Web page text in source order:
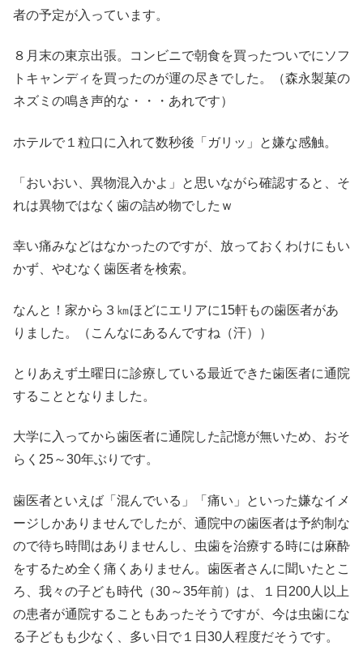
者の予定が入っています。
８月末の東京出張。コンビニで朝食を買ったついでにソフ
トキャンディを買ったのが運の尽きでした。（森永製菓の
ネズミの鳴き声的な・・・あれです）
ホテルで１粒口に入れて数秒後「ガリッ」と嫌な感触。
「おいおい、異物混入かよ」と思いながら確認すると、そ
れは異物ではなく歯の詰め物でしたｗ
幸い痛みなどはなかったのですが、放っておくわけにもい
かず、やむなく歯医者を検索。
なんと！家から３㎞ほどにエリアに15軒もの歯医者があ
りました。（こんなにあるんですね（汗））
とりあえず土曜日に診療している最近できた歯医者に通院
することとなりました。
大学に入ってから歯医者に通院した記憶が無いため、おそ
らく25～30年ぶりです。
歯医者といえば「混んでいる」「痛い」といった嫌なイメ
ージしかありませんでしたが、通院中の歯医者は予約制な
ので待ち時間はありませんし、虫歯を治療する時には麻酔
をするため全く痛くありません。歯医者さんに聞いたとこ
ろ、我々の子ども時代（30～35年前）は、１日200人以上
の患者が通院することもあったそうですが、今は虫歯にな
る子どもも少なく、多い日で１日30人程度だそうです。